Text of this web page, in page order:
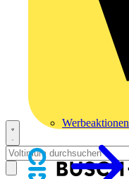
Werbeaktionen